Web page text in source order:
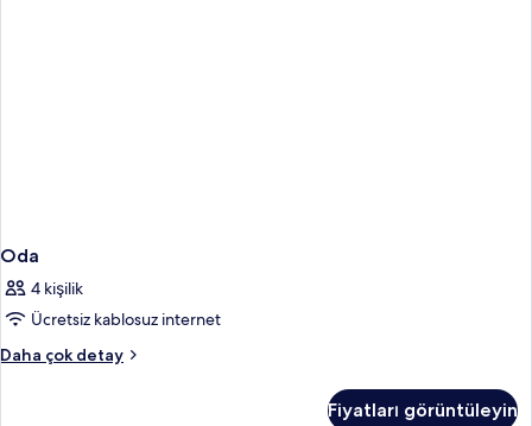
Oda
4 kişilik
Ücretsiz kablosuz internet
Daha çok detay
Oda
Fiyatları görüntüleyin